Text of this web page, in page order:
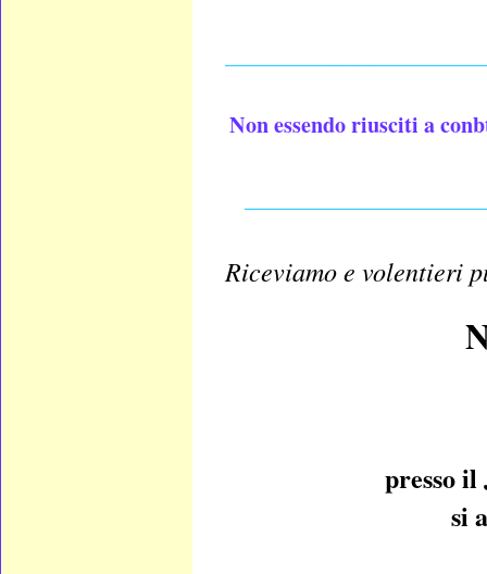
Non essendo riusciti a
Riceviamo e volentieri
presso
si